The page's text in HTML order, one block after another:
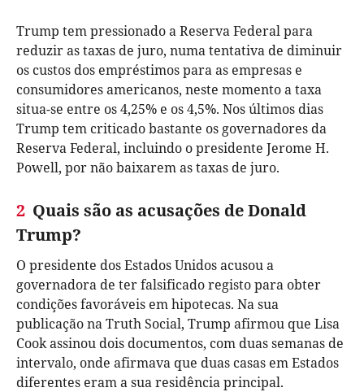
Trump tem pressionado a Reserva Federal para
reduzir as taxas de juro, numa tentativa de diminuir
os custos dos empréstimos para as empresas e
consumidores americanos, neste momento a taxa
situa-se entre os 4,25% e os 4,5%. Nos últimos dias
Trump tem criticado bastante os governadores da
Reserva Federal, incluindo o presidente Jerome H.
Powell, por não baixarem as taxas de juro.
2 Quais são as acusações de Donald
Trump?
O presidente dos Estados Unidos acusou a
governadora de ter falsificado registo para obter
condições favoráveis em hipotecas. Na sua
publicação na Truth Social, Trump afirmou que Lisa
Cook assinou dois documentos, com duas semanas de
intervalo, onde afirmava que duas casas em Estados
diferentes eram a sua residência principal.